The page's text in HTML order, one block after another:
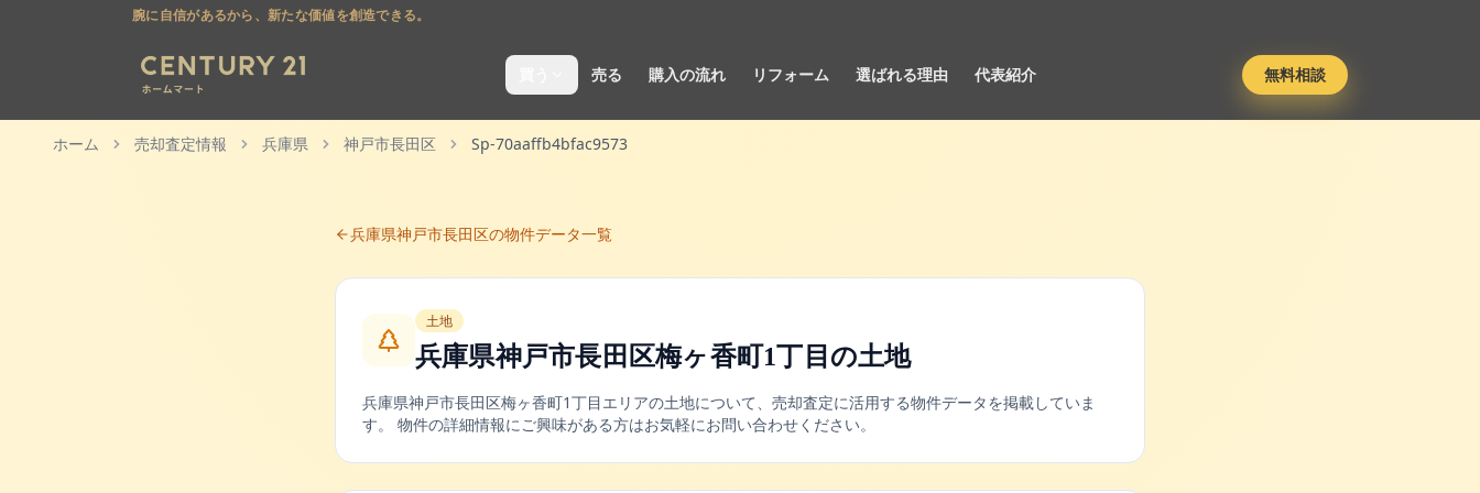
腕に自信があるから、新たな価値を創造できる。
売る 購入の流れ リフォーム 選ばれる理由 代表紹介 無料相談
ホーム 売却査定情報 兵庫県 神戸市長田区 Sp-70aaffb4bfac9573
兵庫県神戸市長田区の物件データ一覧
土地
兵庫県神戸市長田区梅ヶ香町1丁目 の土地
兵庫県神戸市長田区梅ヶ香町1丁目エリアの土地について、売却査定に活用する物件データを掲載していま
す。 物件の詳細情報にご興味がある方はお気軽にお問い合わせください。